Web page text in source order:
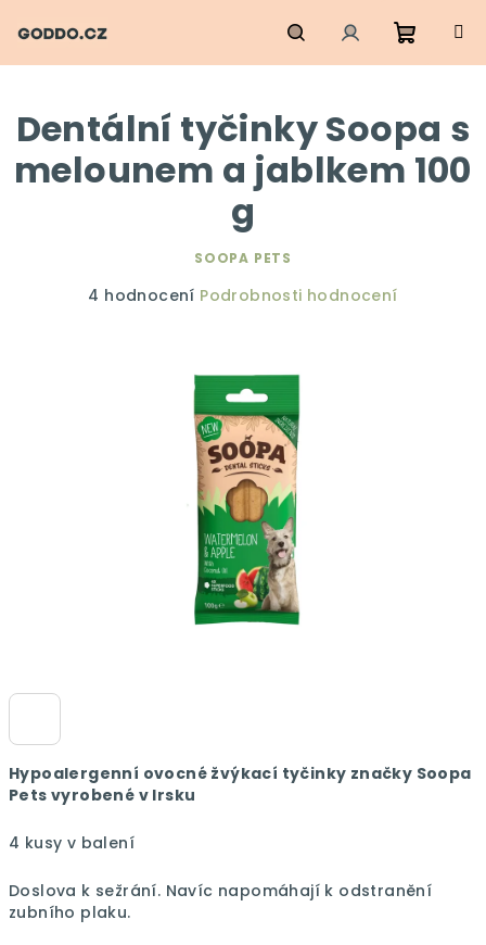
na
HledatPřihlášení
košík
Hypoalergenní ovocné žvýkací tyčinky značky Soopa
Pets vyrobené v Irsku
4 kusy v balení
Doslova k sežrání. Navíc napomáhají k odstranění
zubního plaku.
Dentální tyčinky Soopa s
melounem a jablkem 100
g
SOOPA PETS
Průměrné
4 hodnocení Podrobnosti hodnocení